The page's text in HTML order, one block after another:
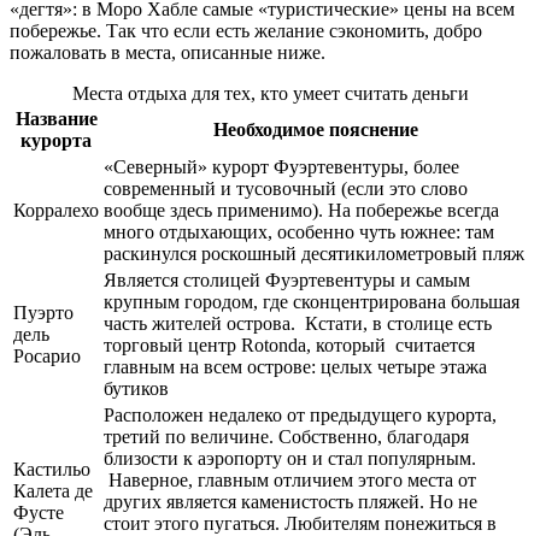
«дегтя»: в Моро Хабле самые «туристические» цены на всем
побережье. Так что если есть желание сэкономить, добро
пожаловать в места, описанные ниже.
Места отдыха для тех, кто умеет считать деньги
Название
курорта
Необходимое пояснение
Корралехо
«Северный» курорт Фуэртевентуры, более
современный и тусовочный (если это слово
вообще здесь применимо). На побережье всегда
много отдыхающих, особенно чуть южнее: там
раскинулся роскошный десятикилометровый пляж
Пуэрто
дель
Росарио
Является столицей Фуэртевентуры и самым
крупным городом, где сконцентрирована большая
часть жителей острова. Кстати, в столице есть
торговый центр Rotonda, который считается
главным на всем острове: целых четыре этажа
бутиков
Кастильо
Калета де
Фусте
Расположен недалеко от предыдущего курорта,
третий по величине. Собственно, благодаря
близости к аэропорту он и стал популярным.
Наверное, главным отличием этого места от
других является каменистость пляжей. Но не
стоит этого пугаться. Любителям понежиться в